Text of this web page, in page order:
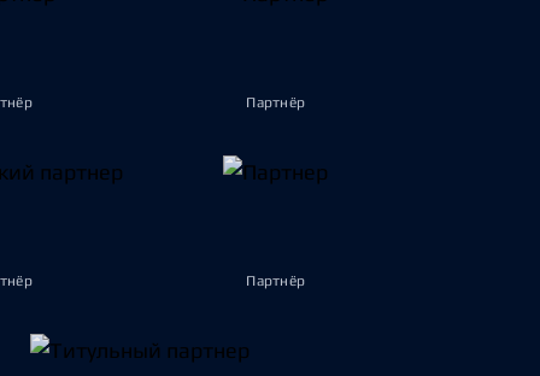
Партнёр
Партнёр